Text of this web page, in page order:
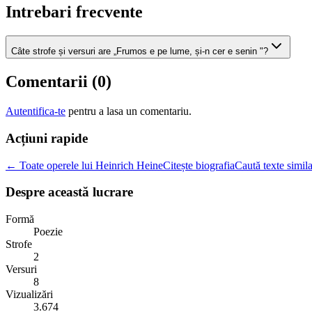
Intrebari frecvente
Câte strofe și versuri are „Frumos e pe lume, și-n cer e senin "?
Comentarii (0)
Autentifica-te pentru a lasa un comentariu.
Acțiuni rapide
← Toate operele lui Heinrich HeineCitește biografiaCaută texte
Despre această lucrare
Formă
Poezie
Strofe
2
Versuri
8
Vizualizări
3.674